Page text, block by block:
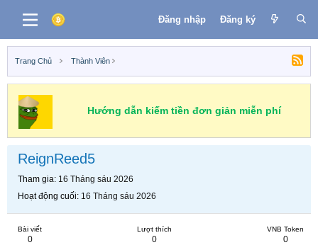
Đăng nhập Đăng ký
Trang Chủ Thành Viên
Hướng dẫn kiếm tiền đơn giản miễn phí
ReignReed5
Tham gia 16 Tháng sáu 2026
Hoạt động cuối 16 Tháng sáu 2026
Bài viết
0
Lượt thích
0
VNB Token
0